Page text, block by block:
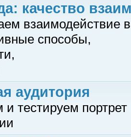
качество
взаимодействие
способы,
аудитория
и тестируем